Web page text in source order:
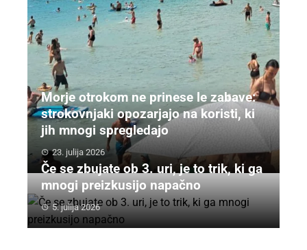
Morje otrokom ne prinese le zabave:
strokovnjaki opozarjajo na koristi, ki
jih mnogi spregledajo
23. julija 2026
Če se zbujate ob 3. uri, je to trik, ki ga
mnogi preizkusijo napačno
5. julija 2026